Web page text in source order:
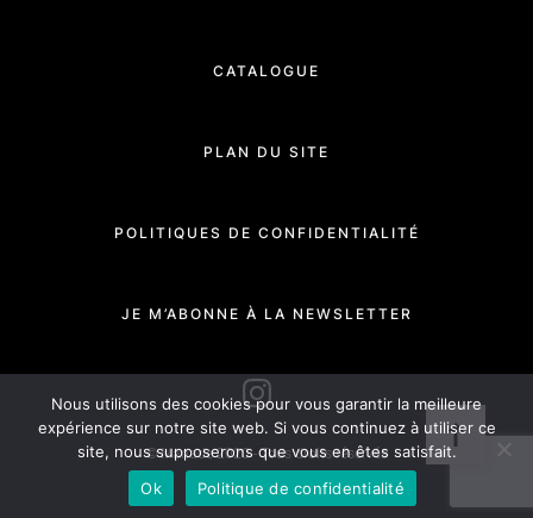
CATALOGUE
PLAN DU SITE
POLITIQUES DE CONFIDENTIALITÉ
JE M’ABONNE À LA NEWSLETTER
© Manade 2020 - Tous droits réservés
Nous utilisons des cookies pour vous garantir la meilleure
expérience sur notre site web. Si vous continuez à utiliser ce
site, nous supposerons que vous en êtes satisfait.
Ok
Politique de confidentialité